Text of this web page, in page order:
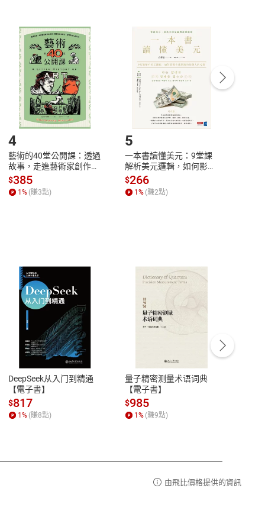
有形媒介提供之數位內容，消費者同意若訂購後
點選「瀏覽訂單明細」
「申請取消訂單/ 退
貨。
付款方式
Payment
完成訂單
Complete
號，下載書籍後看書
性
參
客服資訊
服務時間：週一到週五 10:00-12:00、
13:00-17:00 (國定假日及例假日休息)
客服電話：0080-1857077
4
藝術的40堂公開課：透過
故事，走進藝術家創作現
場，看藝術如何誕生、如
何形塑人類生活【電子
書】
$385
1% (賺3點)
5
一本書讀懂美元：9堂課
解析美元邏輯，如何影響
全球經濟和每個人的投資
【電子書】
$266
1% (賺2點)
DeepSeek从入门到精通
【電子書】
$817
1% (賺8點)
量子精密测量术语词典
【電子書】
$985
1% (賺9點)
由飛比價格提供的資訊